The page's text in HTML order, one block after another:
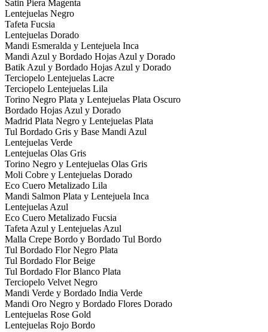
Satin Piera Magenta
Lentejuelas Negro
Tafeta Fucsia
Lentejuelas Dorado
Mandi Esmeralda y Lentejuela Inca
Mandi Azul y Bordado Hojas Azul y Dorado
Batik Azul y Bordado Hojas Azul y Dorado
Terciopelo Lentejuelas Lacre
Terciopelo Lentejuelas Lila
Torino Negro Plata y Lentejuelas Plata Oscuro
Bordado Hojas Azul y Dorado
Madrid Plata Negro y Lentejuelas Plata
Tul Bordado Gris y Base Mandi Azul
Lentejuelas Verde
Lentejuelas Olas Gris
Torino Negro y Lentejuelas Olas Gris
Moli Cobre y Lentejuelas Dorado
Eco Cuero Metalizado Lila
Mandi Salmon Plata y Lentejuela Inca
Lentejuelas Azul
Eco Cuero Metalizado Fucsia
Tafeta Azul y Lentejuelas Azul
Malla Crepe Bordo y Bordado Tul Bordo
Tul Bordado Flor Negro Plata
Tul Bordado Flor Beige
Tul Bordado Flor Blanco Plata
Terciopelo Velvet Negro
Mandi Verde y Bordado India Verde
Mandi Oro Negro y Bordado Flores Dorado
Lentejuelas Rose Gold
Lentejuelas Rojo Bordo